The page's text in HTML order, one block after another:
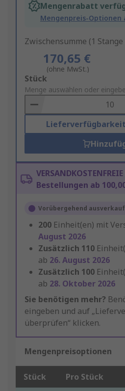
Mengenrabatt
Mengenpreis-Optionen
Zwischensumme (1
170,65 €
(ohne MwSt.)
Add
to
Basket
Stück
Menge auswählen oder
Bestellungen ab
Vorübergehend
200 Einheit(en) mit
August 2026
Zusätzlich 110
ab 26. August 2026
Zusätzlich 100
ab 28. Oktober 2026
Sie benötigen mehr?
eingeben und auf
überprüfen“ klicken.
Mengenpreisoptionen
Stück Pro Stück